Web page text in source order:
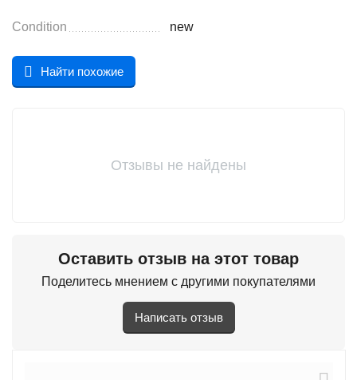
Condition new
Найти похожие
Отзывы не найдены
Оставить отзыв на этот товар
Поделитесь мнением с другими покупателями
Написать отзыв